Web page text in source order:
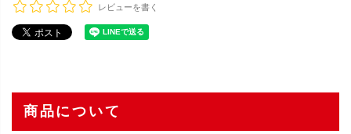
レビューを書く
商品について